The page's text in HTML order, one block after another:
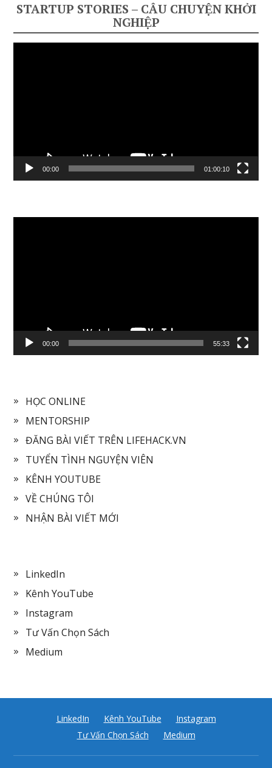
STARTUP STORIES – CÂU CHUYỆN KHỞI
NGHIỆP
00:00 01:00:10
00:00 55:33
HỌC ONLINE
MENTORSHIP
ĐĂNG BÀI VIẾT TRÊN LIFEHACK.VN
TUYỂN TÌNH NGUYỆN VIÊN
KÊNH YOUTUBE
VỀ CHÚNG TÔI
NHẬN BÀI VIẾT MỚI
LinkedIn
Kênh YouTube
Instagram
Tư Vấn Chọn Sách
Medium
LinkedIn Kênh YouTube
Instagram
Tư Vấn Chọn Sách
Medium